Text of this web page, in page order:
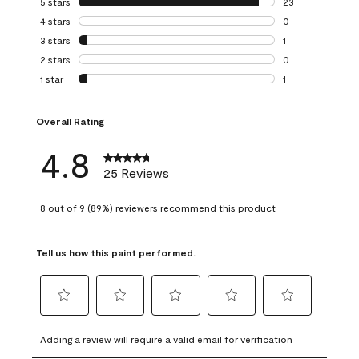
23 reviews with
4 stars stars
0
0 reviews with 4
3 stars stars
1
1 review with 3
2 stars stars
0
0 reviews with 2
1 star stars
1
Overall Rating
4.8 25 Reviews
8 out of 9 (89%) reviewers recommend this product
Tell us how this paint performed.
to
rate
to
rate
to
rate
to
rate
to
rate
Adding a review will require a valid email for verification